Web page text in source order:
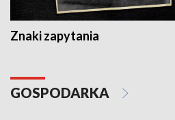
Znaki zapytania
GOSPODARKA